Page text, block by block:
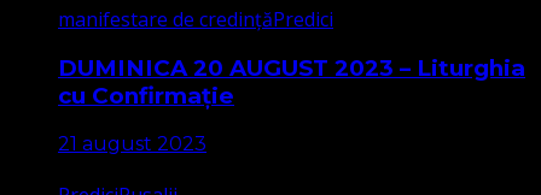
manifestare de credințăPredici
DUMINICA 20 AUGUST 2023 – Liturghia
cu Confirmație
21 august 2023